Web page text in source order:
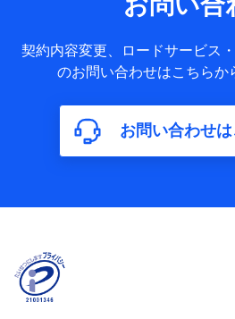
提供する保険関連サービスに関して
ー登録受付時に提供いただいた情報
日、性別、保険契約者と被保険者
保険商品の内容、保険料、保険料の
ペットの種類や年齢など）及びお客
に提示した比較見積の試算結果情報
した際のメール内容や送信履歴の情
を提供した際のメール内容や送信履
当社または株式会社NTTドコモ・
契約者と被保険者の関係、保険加入
容、保険料、保険料のお支払方法、
などの情報、建物の構造や築年数な
契約内容変更、ロードサービス
のお問い合わせはこちらか
お問い合わせ